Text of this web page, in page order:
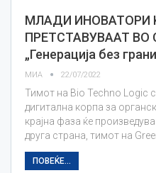
МЛАДИ ИНОВАТОРИ
ПРЕТСТАВУВААТ ВО
„Генерација без
МИА 22/07/2022
Тимот на Bio Techno Logic
дигитална корпа за
крајна фаза ќе
друга страна, тимот на
ПОВЕЌЕ...